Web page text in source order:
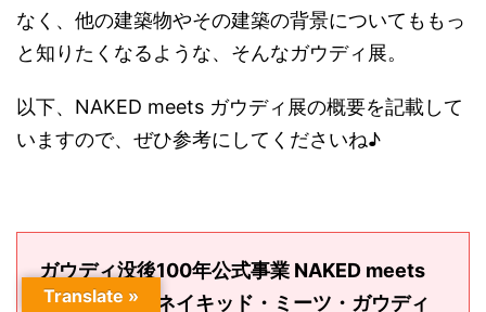
なく、他の建築物やその建築の背景についてももっ
と知りたくなるような、そんなガウディ展。
以下、NAKED meets ガウディ展の概要を記載して
いますので、ぜひ参考にしてくださいね♪
ガウディ没後100年公式事業 NAKED meets
ガウディ展（ネイキッド・ミーツ・ガウディ
Translate »